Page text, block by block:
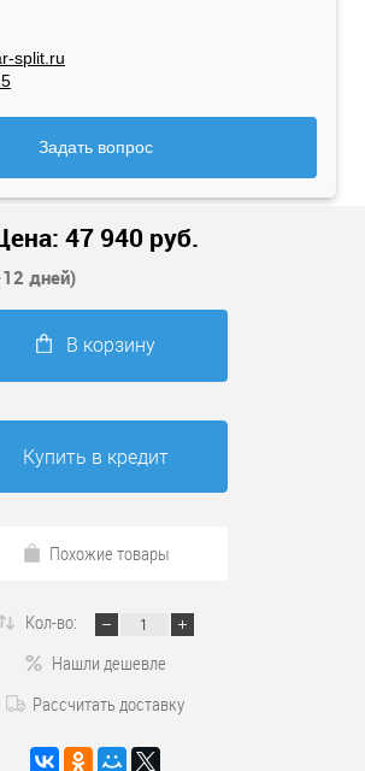
split.ru
Задать вопрос
47 940 руб.
дней)
В корзину
Купить в кредит
Похожие товары
Кол-во:
Нашли дешевле
Рассчитать доставку